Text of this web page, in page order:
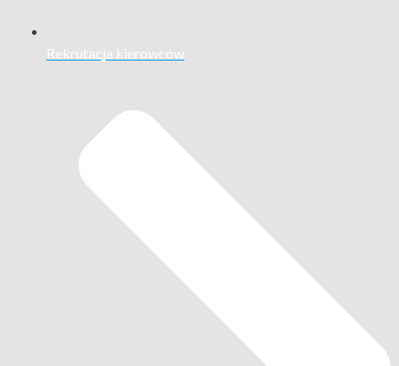
Rekrutacja kierowców